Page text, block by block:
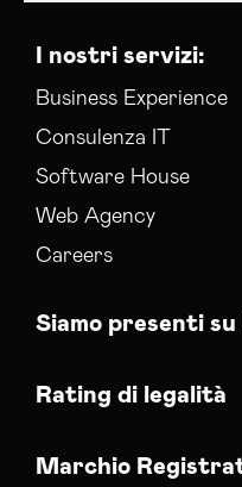
I nostri servizi:
Business Experience
Consulenza IT
Software House
Web Agency
Careers
Siamo presenti su
Rating di legalità
Marchio